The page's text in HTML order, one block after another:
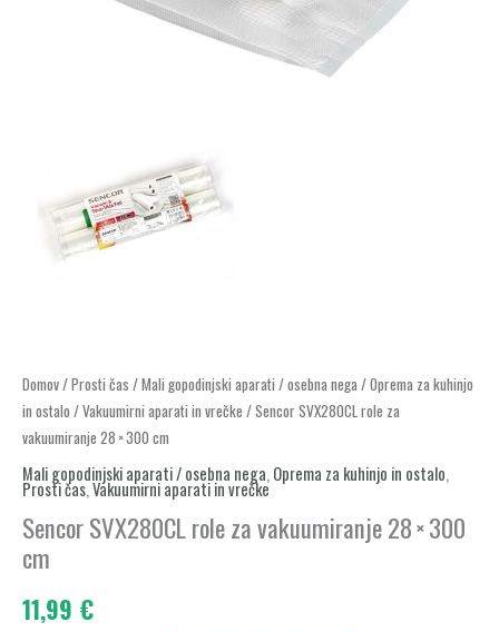
Domov/Prosti čas /Mali gopodinjski aparati / osebna nega/Oprema za kuhinjo
in ostalo /Vakuumirni aparati in vrečke / Sencor SVX280CL role za
vakuumiranje 28 × 300 cm
Mali gopodinjski aparati / osebna nega, Oprema za kuhinjo in ostalo,
Prosti čas,Vakuumirni aparati in vrečke
Sencor SVX280CL role za vakuumiranje 28 × 300
cm
11,99 €
Sencor
SVX280CL
role
za
vakuumiranje
28 × 300
cm
količina